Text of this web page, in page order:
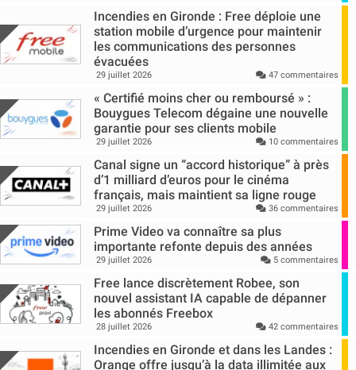
Incendies en Gironde : Free déploie une
station mobile d’urgence pour maintenir
les communications des personnes
évacuées
29 juillet 2026 47 commentaires
« Certifié moins cher ou remboursé » :
Bouygues Telecom dégaine une nouvelle
garantie pour ses clients mobile
29 juillet 2026 10 commentaires
Canal signe un “accord historique” à près
d’1 milliard d’euros pour le cinéma
français, mais maintient sa ligne rouge
29 juillet 2026 36 commentaires
Prime Video va connaître sa plus
importante refonte depuis des années
29 juillet 2026 5 commentaires
Free lance discrètement Robee, son
nouvel assistant IA capable de dépanner
les abonnés Freebox
28 juillet 2026 42 commentaires
Incendies en Gironde et dans les Landes :
Orange offre jusqu’à la data illimitée aux